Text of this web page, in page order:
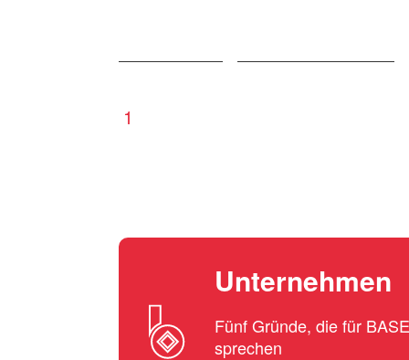
1
Unternehmen
Fünf Gründe, die für
sprechen